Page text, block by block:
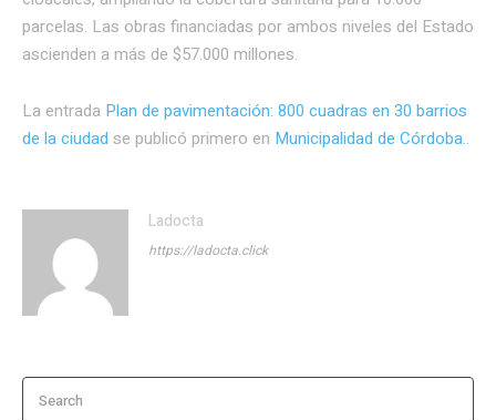
parcelas. Las obras financiadas por ambos niveles del Estado
ascienden a más de $57.000 millones.
La entrada Plan de pavimentación: 800 cuadras en 30 barrios
de la ciudad se publicó primero en Municipalidad de Córdoba..
Ladocta
https://ladocta.click
Search